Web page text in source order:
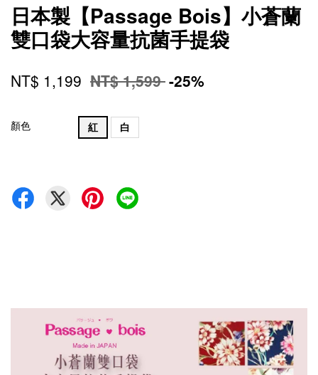
日本製【Passage Bois】小蒼蘭
雙口袋大容量抗菌手提袋
NT$ 1,199 NT$ 1,599-25%
顏色 紅 白